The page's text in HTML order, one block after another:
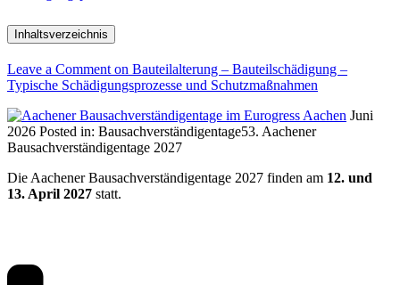
Inhaltsverzeichnis
Leave a Comment on Bauteilalterung – Bauteilschädigung –
Typische Schädigungsprozesse und Schutzmaßnahmen
Juni
2026 Posted in: Bausachverständigentage53. Aachener
Bausachverständigentage 2027
Die Aachener Bausachverständigentage 2027 finden am 12. und
13. April 2027 statt.